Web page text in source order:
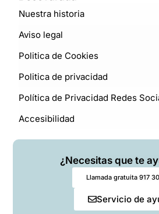
Nuestra historia
Aviso legal
Politica de Cookies
Politica de privacidad
Política de Privacidad Redes
Accesibilidad
¿Necesitas que te
Llamada gratuita 917
Servicio de